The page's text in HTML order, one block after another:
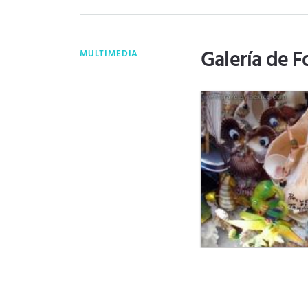
MULTIMEDIA Galería de